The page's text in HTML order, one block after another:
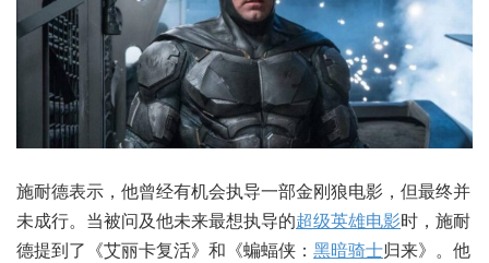
施耐德表示，他曾经有机会执导一部金刚狼电影，但最终并
未成行。当被问及他未来最想执导的超级英雄电影时，施耐
德提到了《艾丽卡复活》和《蝙蝠侠： 黑暗骑士归来》。他